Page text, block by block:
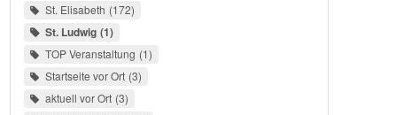
St. Elisabeth 172
St. Ludwig 1
TOP Veranstaltung 1
Startseite vor Ort 3
aktuell vor Ort 3